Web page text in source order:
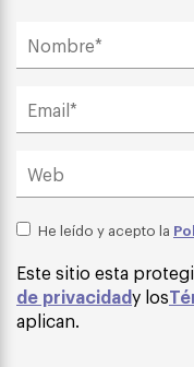
He leído y acepto la
Este sitio esta
de privacidady los
aplican.